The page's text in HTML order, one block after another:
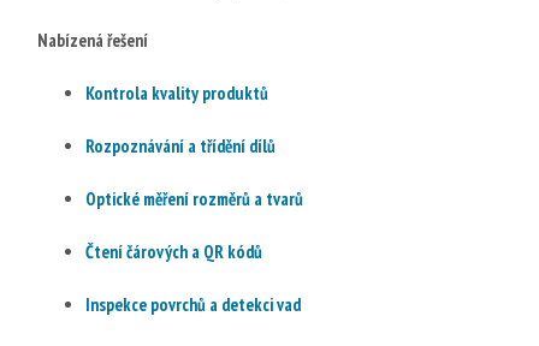
Nabízená řešení
Kontrola kvality produktů
Rozpoznávání a třídění dílů
Optické měření rozměrů a tvarů
Čtení čárových a QR kódů
Inspekce povrchů a detekci vad